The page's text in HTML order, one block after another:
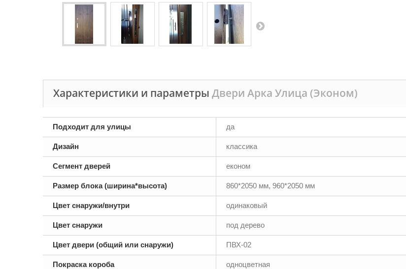
Характеристики и параметры Двери Арка Улица (Эконом)
Подходит для улицы да
Дизайн классика
Сегмент дверей економ
Размер блока (ширина*высота) 860*2050 мм, 960*2050 мм
Цвет снаружи/внутри одинаковый
Цвет снаружи под дерево
Цвет двери (общий или снаружи) ПВХ-02
Покраска короба одноцветная